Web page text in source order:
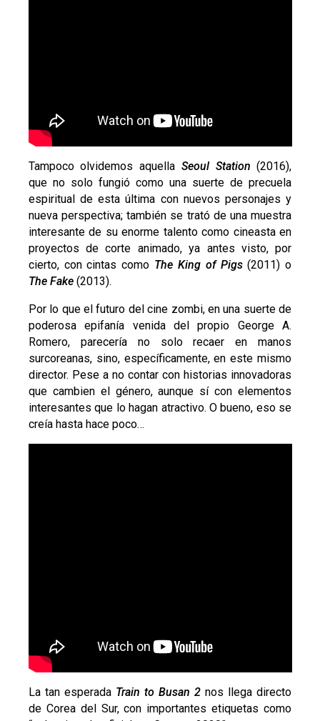
Tampoco olvidemos aquella Seoul Station (2016),
que no solo fungió como una suerte de precuela
espiritual de esta última con nuevos personajes y
nueva perspectiva; también se trató de una muestra
interesante de su enorme talento como cineasta en
proyectos de corte animado, ya antes visto, por
cierto, con cintas como The King of Pigs(2011) o
The Fake(2013).
Por lo que el futuro del cine zombi, en una suerte de
poderosa epifanía venida del propio George A.
Romero, parecería no solo recaer en manos
surcoreanas, sino, específicamente, en este mismo
director. Pese a no contar con historias innovadoras
que cambien el género, aunque sí con elementos
interesantes que lo hagan atractivo. O bueno, eso se
creía hasta hace poco…
La tan esperada Train to Busan 2 nos llega directo
de Corea del Sur, con importantes etiquetas como